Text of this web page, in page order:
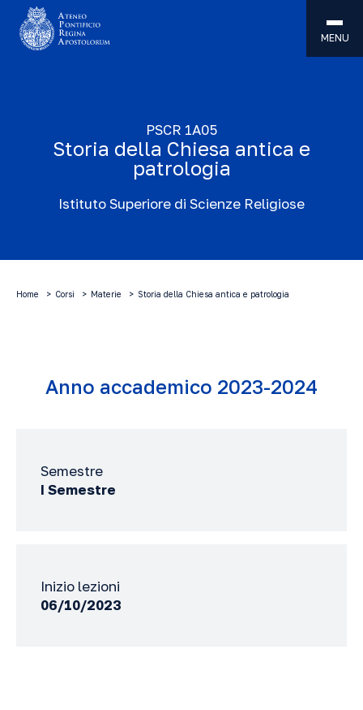
MENU
PSCR 1A05
Storia della Chiesa antica e
patrologia
Istituto Superiore di Scienze Religiose
Home Corsi Materie Storia della Chiesa antica e patrologia
Anno accademico 2023-2024
Semestre
I Semestre
Inizio lezioni
06/10/2023